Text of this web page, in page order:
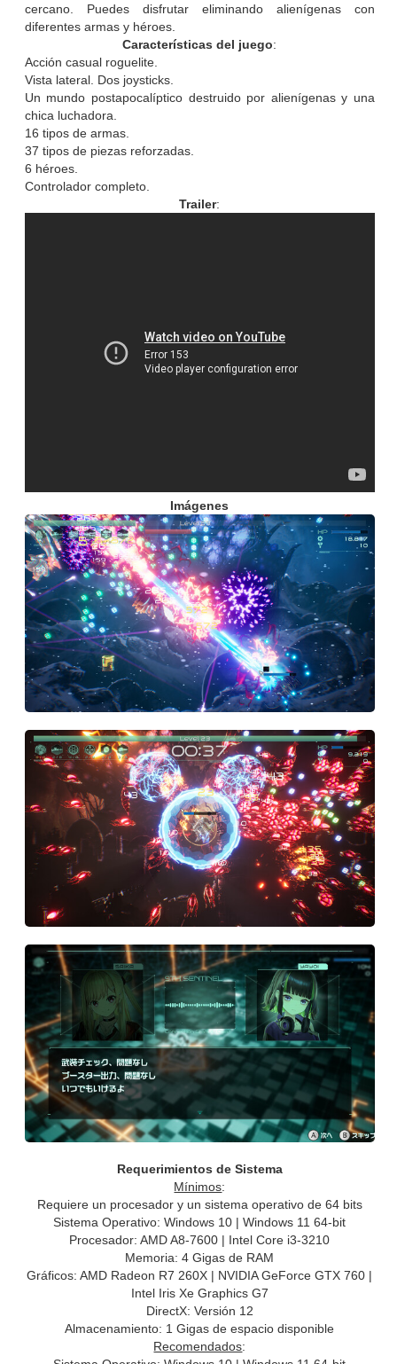
cercano. Puedes disfrutar eliminando alienígenas con
diferentes armas y héroes.
Características del juego:
Acción casual roguelite.
Vista lateral. Dos joysticks.
Un mundo postapocalíptico destruido por alienígenas y una
chica luchadora.
16 tipos de armas.
37 tipos de piezas reforzadas.
6 héroes.
Controlador completo.
Trailer:
Imágenes
Requerimientos de Sistema
Mínimos:
Requiere un procesador y un sistema operativo de 64 bits
Sistema Operativo: Windows 10 | Windows 11 64-bit
Procesador: AMD A8-7600 | Intel Core i3-3210
Memoria: 4 Gigas de RAM
Gráficos: AMD Radeon R7 260X | NVIDIA GeForce GTX 760 |
Intel Iris Xe Graphics G7
DirectX: Versión 12
Almacenamiento: 1 Gigas de espacio disponible
Recomendados: